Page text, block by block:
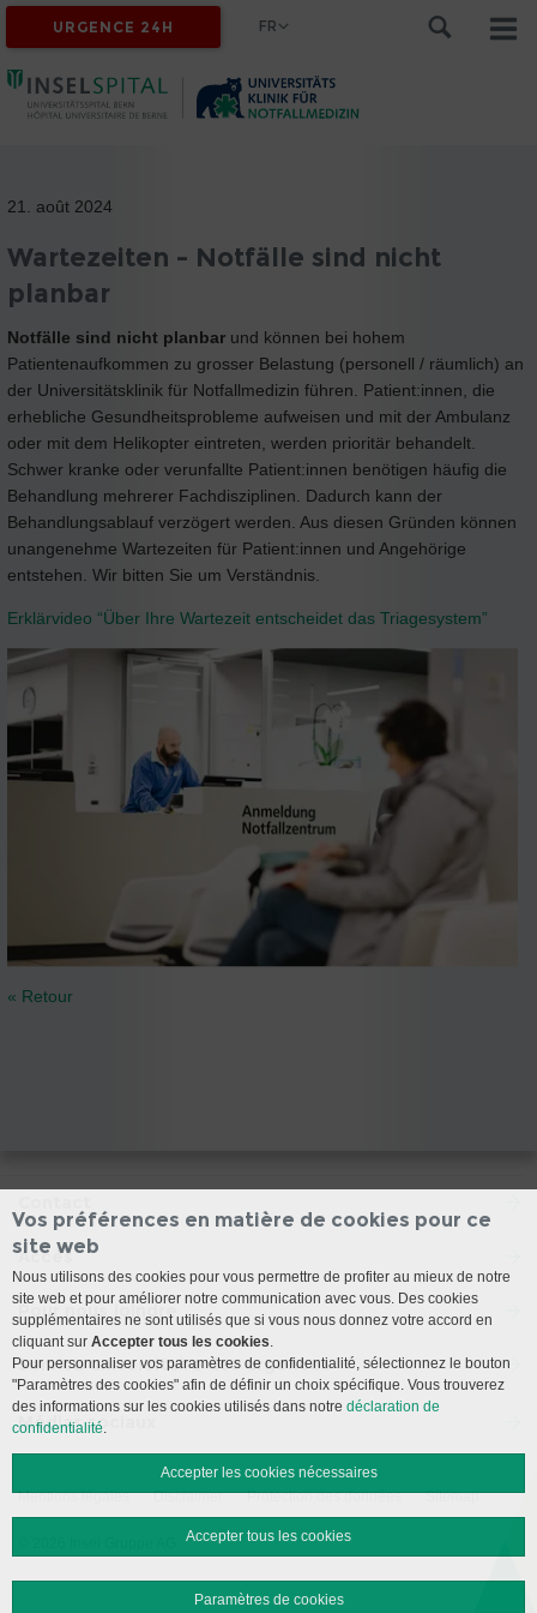
URGENCE 24H FR
21. août 2024
Wartezeiten - Notfälle sind nicht
planbar
Notfälle sind nicht planbar und können bei hohem
Patientenaufkommen zu grosser Belastung (personell / räumlich) an
der Universitätsklinik für Notfallmedizin führen. Patient:innen, die
erhebliche Gesundheitsprobleme aufweisen und mit der Ambulanz
oder mit dem Helikopter eintreten, werden prioritär behandelt.
Schwer kranke oder verunfallte Patient:innen benötigen häufig die
Behandlung mehrerer Fachdisziplinen. Dadurch kann der
Behandlungsablauf verzögert werden. Aus diesen Gründen können
unangenehme Wartezeiten für Patient:innen und Angehörige
entstehen. Wir bitten Sie um Verständnis.
Erklärvideo “Über Ihre Wartezeit entscheidet das Triagesystem”
« Retour
Accès
Pour nous joindre
Service universitaire des urgences
Médias sociaux
Mentions légales Disclaimer Protection des données Sitemap
Vos préférences en matière de cookies pour ce
site web
Nous utilisons des cookies pour vous permettre de profiter au mieux de notre
site web et pour améliorer notre communication avec vous. Des cookies
supplémentaires ne sont utilisés que si vous nous donnez votre accord en
cliquant sur Accepter tous les cookies.
Pour personnaliser vos paramètres de confidentialité, sélectionnez le bouton
"Paramètres des cookies" afin de définir un choix spécifique. Vous trouverez
des informations sur les cookies utilisés dans notre déclaration de
confidentialité.
Accepter les cookies nécessaires
Accepter tous les cookies
Paramètres de cookies